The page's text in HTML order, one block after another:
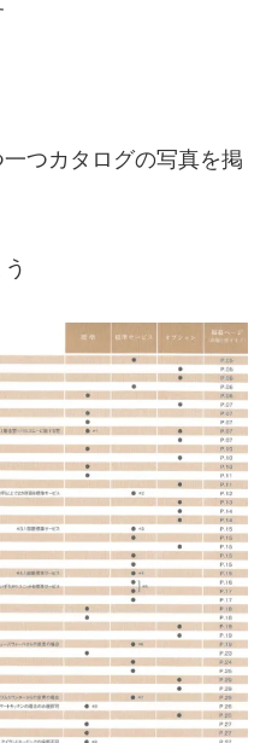
つカタログの写真を掲